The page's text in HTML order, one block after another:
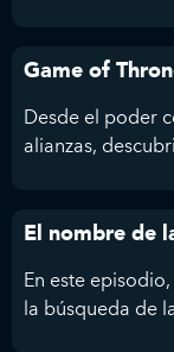
Game of
Desde el poder
alianzas,
El nombre de
En este
la búsqueda de